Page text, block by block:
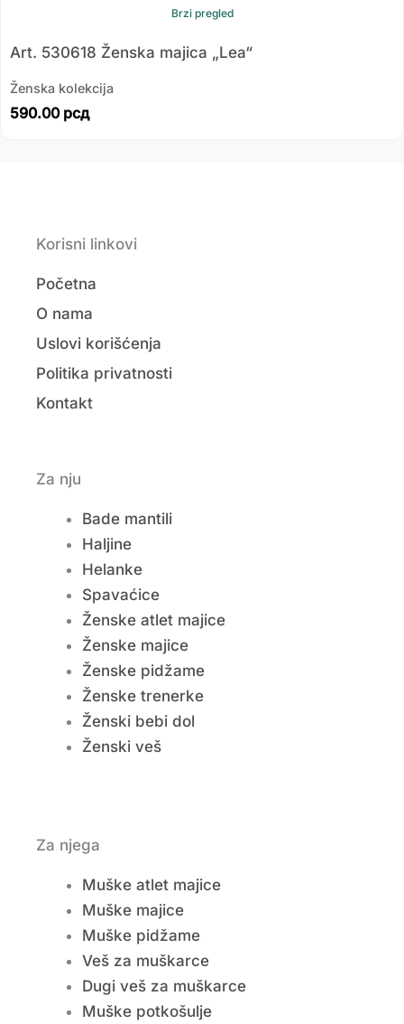
Brzi pregled
Art. 530618 Ženska majica „Lea“
Ženska kolekcija
590.00 рсд
Korisni linkovi
Početna
O nama
Uslovi korišćenja
Politika privatnosti
Kontakt
Za nju
Bade mantili
Haljine
Helanke
Spavaćice
Ženske atlet majice
Ženske majice
Ženske pidžame
Ženske trenerke
Ženski bebi dol
Ženski veš
Za njega
Muške atlet majice
Muške majice
Muške pidžame
Veš za muškarce
Dugi veš za muškarce
Muške potkošulje